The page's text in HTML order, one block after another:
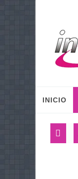
INICIO